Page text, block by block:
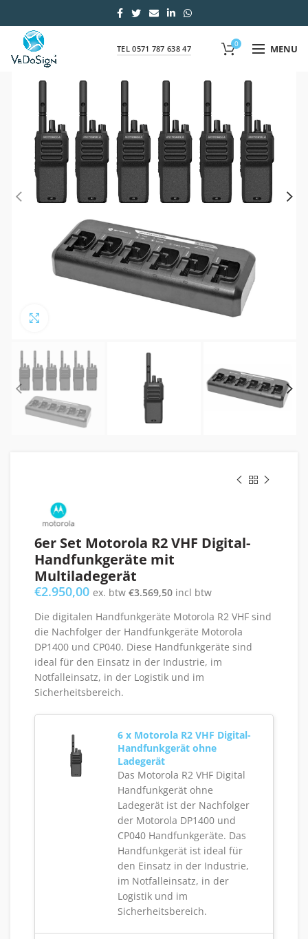
TEL 0571 787 638 47
0 MENU
6er Set Motorola R2 VHF Digital-
Handfunkgeräte mit
Multiladegerät
€2.950,00 ex. btw €3.569,50 incl btw
Die digitalen Handfunkgeräte Motorola R2 VHF sind
die Nachfolger der Handfunkgeräte Motorola
DP1400 und CP040. Diese Handfunkgeräte sind
ideal für den Einsatz in der Industrie, im
Notfalleinsatz, in der Logistik und im
Sicherheitsbereich.
6 x Motorola R2 VHF Digital-
Handfunkgerät ohne
Ladegerät
Das Motorola R2 VHF Digital
Handfunkgerät ohne
Ladegerät ist der Nachfolger
der Motorola DP1400 und
CP040 Handfunkgeräte. Das
Handfunkgerät ist ideal für
den Einsatz in der Industrie,
im Notfalleinsatz, in der
Logistik und im
Sicherheitsbereich.